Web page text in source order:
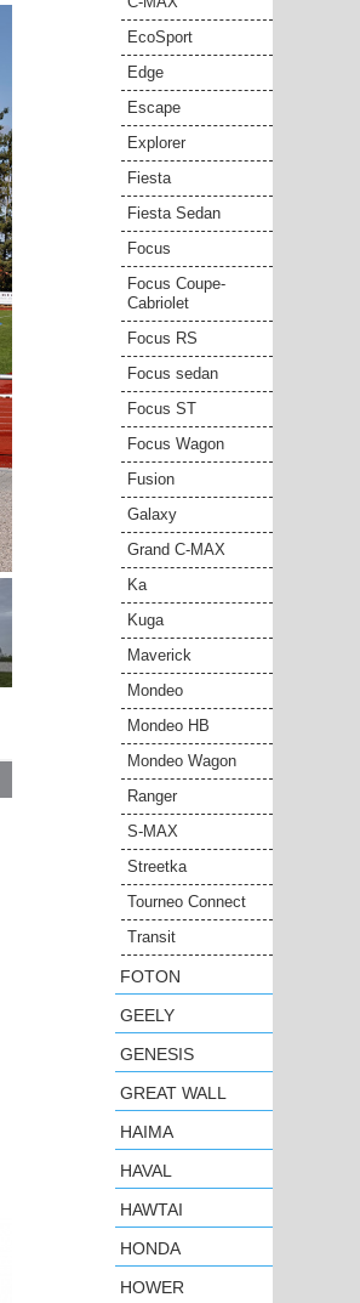
EcoSport
Edge
Escape
Explorer
Fiesta
Fiesta Sedan
Focus
Focus Coupe-
Cabriolet
Focus RS
Focus sedan
Focus ST
Focus Wagon
Fusion
Galaxy
Grand C-MAX
Ka
Kuga
Maverick
Mondeo
Mondeo HB
Mondeo Wagon
Ranger
S-MAX
Streetka
Tourneo Connect
Transit
FOTON
GEELY
GENESIS
GREAT WALL
HAIMA
HAVAL
HAWTAI
HONDA
HOWER